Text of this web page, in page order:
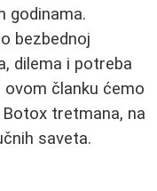
godinama.
bezbednoj
dilema i potreba
članku ćemo
tretmana, na
saveta.